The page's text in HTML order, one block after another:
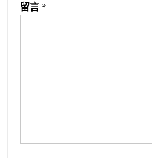
留言 *